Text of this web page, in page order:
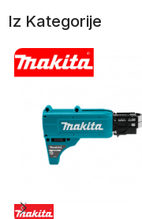
Iz Kategorije